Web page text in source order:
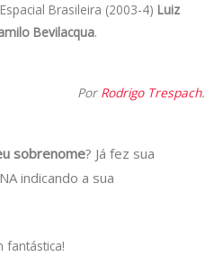
Brasileira (2003-4) Luiz
Bevilacqua.
Por Rodrigo Trespach.
sobrenome? Já fez sua
indicando a sua
fantástica!